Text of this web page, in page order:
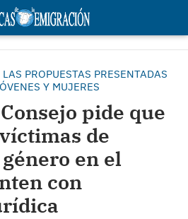
PROPUESTAS PRESENTADAS
Y MUJERES
pide que
de
en el
con